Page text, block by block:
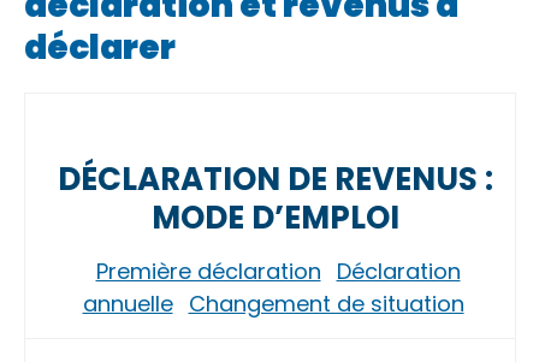
déclarer
DÉCLARATION DE REVENUS :
MODE D’EMPLOI
Première déclaration Déclaration
annuelle Changement de situation